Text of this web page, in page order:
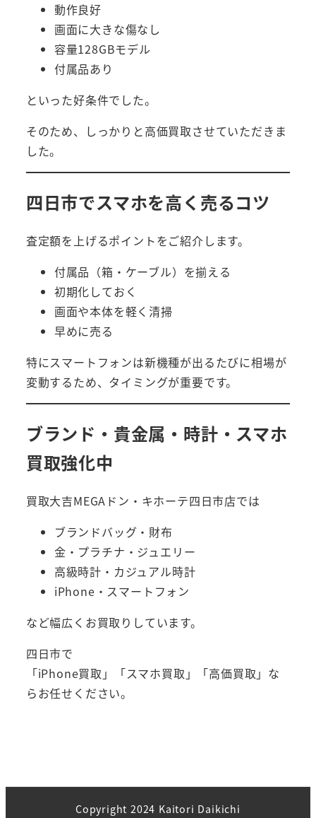
動作良好
画面に大きな傷なし
容量128GBモデル
付属品あり
といった好条件でした。
そのため、しっかりと高価買取させていただきま
した。
四日市でスマホを高く売るコツ
査定額を上げるポイントをご紹介します。
付属品（箱・ケーブル）を揃える
初期化しておく
画面や本体を軽く清掃
早めに売る
特にスマートフォンは新機種が出るたびに相場が
変動するため、タイミングが重要です。
ブランド・貴金属・時計・スマホ
買取強化中
買取大吉MEGAドン・キホーテ四日市店では
ブランドバッグ・財布
金・プラチナ・ジュエリー
高級時計・カジュアル時計
iPhone・スマートフォン
など幅広くお買取りしています。
四日市で
「iPhone買取」「スマホ買取」「高価買取」な
らお任せください。
Copyright 2024 Kaitori Daikichi